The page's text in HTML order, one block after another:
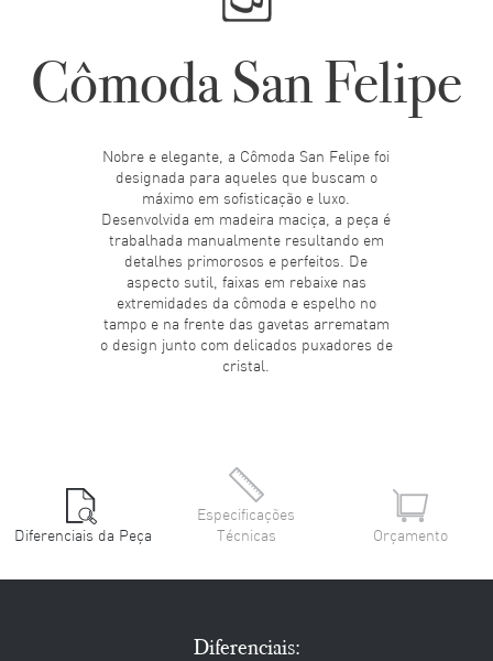
Cômoda San Felipe
Nobre e elegante, a Cômoda San Felipe foi
designada para aqueles que buscam o
máximo em sofisticação e luxo.
Desenvolvida em madeira maciça, a peça é
trabalhada manualmente resultando em
detalhes primorosos e perfeitos. De
aspecto sutil, faixas em rebaixe nas
extremidades da cômoda e espelho no
tampo e na frente das gavetas arrematam
o design junto com delicados puxadores de
cristal.
Diferenciais da Peça
Especificações
Técnicas
Orçamento
Diferenciais: